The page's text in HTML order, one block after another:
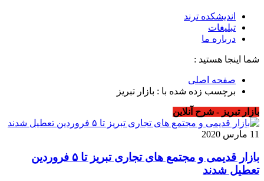
اندیشکده ترند
تبلیغات
درباره ما
شما اینجا هستید :
صفحه اصلی
برچسب زده شده با : بازار تبریز
بازار تبریز - شرح آنلاین
11 مارس 2020
بازار قدیمی و مجتمع های تجاری تبریز تا ۵ فروردین
تعطیل شدند